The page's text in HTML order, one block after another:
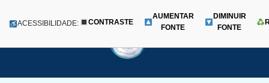
para
Menu
ACESSIBILIDADE: CONTRASTE
AUMENTAR
FONTE
DIMINUIR
FONTE